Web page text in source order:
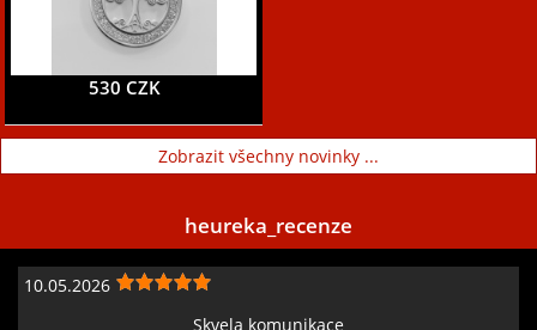
530 CZK
Zobrazit všechny novinky ...
heureka_recenze
10.05.2026
Skvela komunikace